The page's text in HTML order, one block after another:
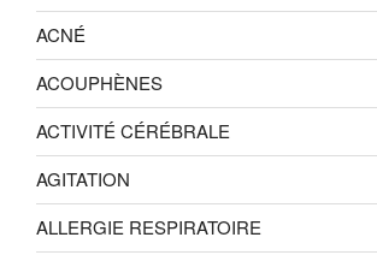
ACNÉ
ACOUPHÈNES
ACTIVITÉ CÉRÉBRALE
AGITATION
ALLERGIE RESPIRATOIRE